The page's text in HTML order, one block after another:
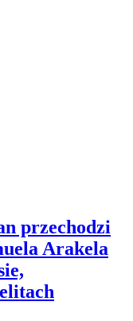
przechodzi
Arakela